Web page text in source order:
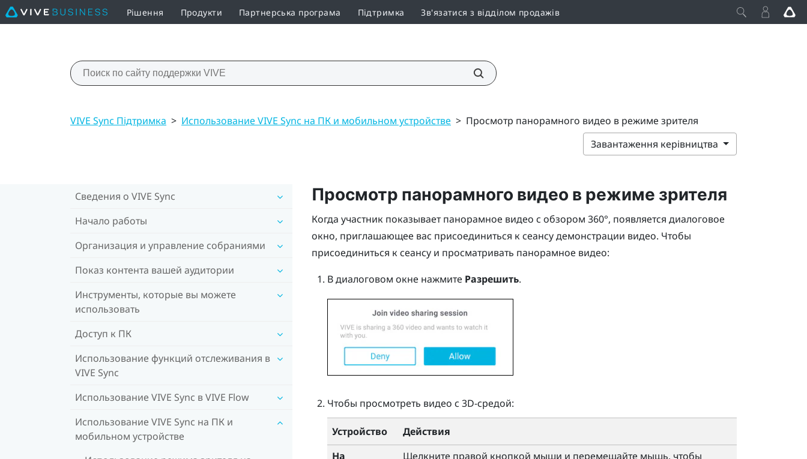
Рішення Продукти Партнерська програма Підтримка Зв'язатися з відділом продажів
VIVE Sync Підтримка > Использование VIVE Sync на ПК и мобильном устройстве > Просмотр панорамного видео в режиме зрителя
Завантаження керівництва
Сведения о VIVE Sync
Начало работы
Организация и управление собраниями
Показ контента вашей аудитории
Инструменты, которые вы можете
использовать
Доступ к ПК
Использование функций отслеживания в
VIVE Sync
Использование VIVE Sync в VIVE Flow
Использование VIVE Sync на ПК и
мобильном устройстве
Просмотр панорамного видео в режиме зрителя
Когда участник показывает панорамное видео с обзором 360°, появляется диалоговое
окно, приглашающее вас присоединиться к сеансу демонстрации видео. Чтобы
присоединиться к сеансу и просматривать панорамное видео:
В диалоговом окне нажмите Разрешить.
Чтобы просмотреть видео с 3D-средой:
Устройство
Действия
На
Щелкните правой кнопкой мыши и перемещайте мышь, чтобы